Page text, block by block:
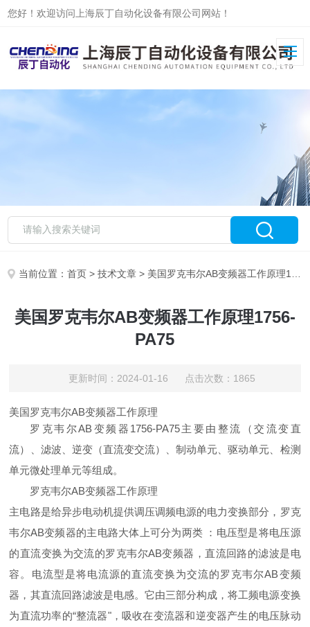
您好！欢迎访问上海辰丁自动化设备有限公司网站！
当前位置：首页 >技术文章 > 美国罗克韦尔AB变频器工作原理1756-PA75
美国罗克韦尔AB变频器工作原理1756-
PA75
更新时间：2024-01-16 点击次数：1865
美国罗克韦尔AB变频器工作原理
罗克韦尔AB变频器 1756-PA75主要由整流（交流变直
流）、滤波、逆变（直流变交流）、制动单元、驱动单元、检测
单元微处理单元等组成。
罗克韦尔AB变频器工作原理
主电路是给异步电动机提供调压调频电源的电力变换部分，罗克
韦尔AB变频器的主电路大体上可分为两类 ：电压型是将电压源
的直流变换为交流的罗克韦尔AB变频器，直流回路的滤波是电
容。电流型是将电流源的直流变换为交流的罗克韦尔AB变频
器，其直流回路滤波是电感。它由三部分构成，将工频电源变换
为直流功率的“整流器"，吸收在变流器和逆变器产生的电压脉动